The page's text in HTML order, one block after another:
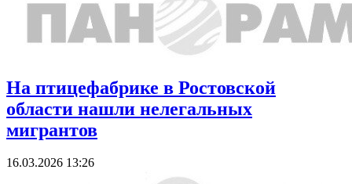
На птицефабрике в Ростовской
области нашли нелегальных
мигрантов
16.03.2026 13:26